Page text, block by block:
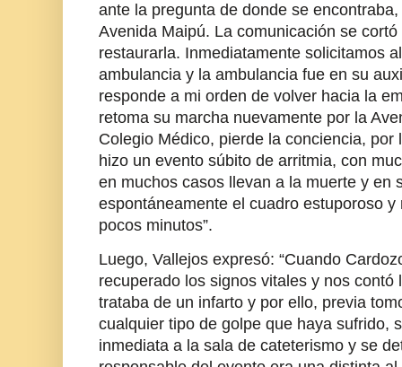
ante la pregunta de donde se
Avenida Maipú. La comunicación se
restaurarla. Inmediatamente solicitamos
ambulancia y la ambulancia fue en su
responde a mi orden de volver hacia la
retoma su marcha nuevamente por la
Colegio Médico, pierde la conciencia, por
hizo un evento súbito de arritmia, con
en muchos casos llevan a la muerte y en
espontáneamente el cuadro estuporoso
pocos minutos”.
Luego, Vallejos expresó: “Cuando
recuperado los signos vitales y nos
trataba de un infarto y por ello, previa
cualquier tipo de golpe que haya sufrido,
inmediata a la sala de cateterismo y se